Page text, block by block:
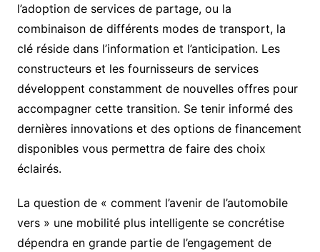
l’adoption de services de partage, ou la
combinaison de différents modes de transport, la
clé réside dans l’information et l’anticipation. Les
constructeurs et les fournisseurs de services
développent constamment de nouvelles offres pour
accompagner cette transition. Se tenir informé des
dernières innovations et des options de financement
disponibles vous permettra de faire des choix
éclairés.
La question de « comment l’avenir de l’automobile
vers » une mobilité plus intelligente se concrétise
dépendra en grande partie de l’engagement de